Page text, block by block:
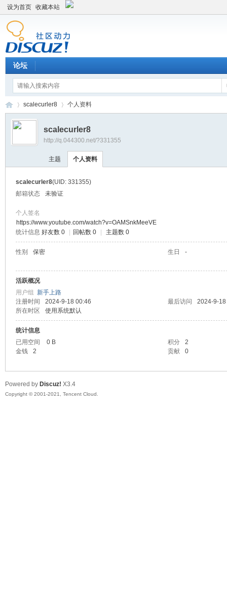
设为首页 收藏本站
论坛
›
scalecurler8 个人资料
scalecurler8
http://q.044300.net/?331355
主题 个人资料
scalecurler8(UID: 331355)
邮箱状态
未验证
个人签名
https://www.youtube.com/watch?v=OAMSnkMeeVE
统计信息 好友数 0 回帖数 0 主题数 0
性别 保密 生日 -
活跃概况
用户组 新手上路
注册时间
2024-9-18 00:46 最后访问
2024-9-
所在时区
使用系统默认
统计信息
已用空间
0 B 积分
2
金钱
2 贡献 0
Powered by Discuz! X3.4
Copyright © 2001-2021, Tencent Cloud.